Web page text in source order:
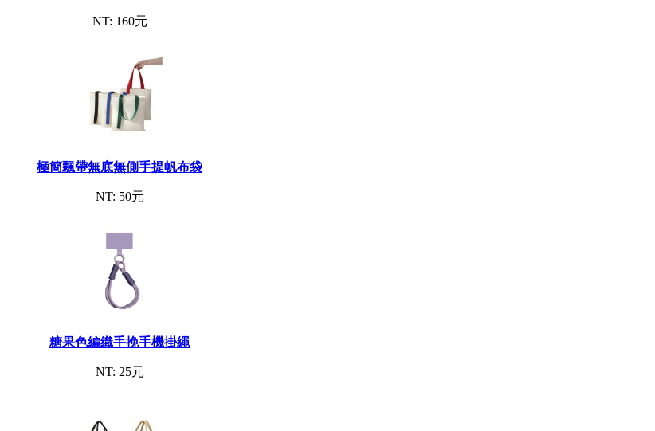
NT: 160元
極簡飄帶無底無側手提帆布袋
NT: 50元
糖果色編織手挽手機掛繩
NT: 25元